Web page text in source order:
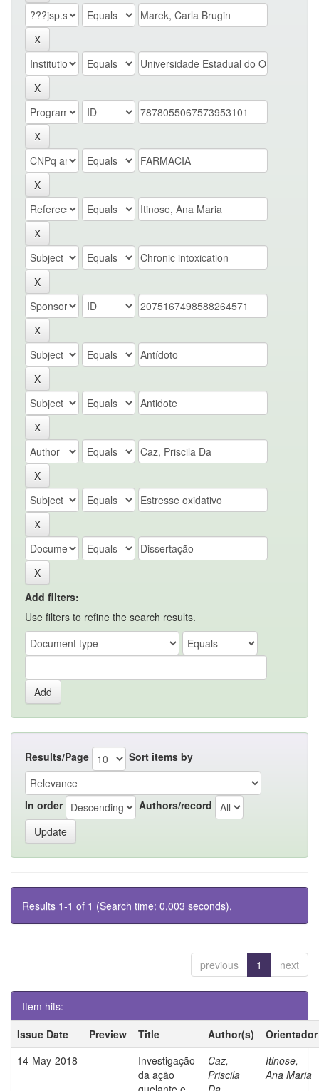
Add filters:
Use filters to refine the search results.
Results/Page Sort items by
In order Authors/record
Results 1-1 of 1 (Search time: 0.003 seconds).
previous 1 next
Item hits:
Issue Date
Preview Title Author(s)
Orientador
14-May-2018
Investigação
da ação
Caz,
Priscila
Itinose,
Ana Maria